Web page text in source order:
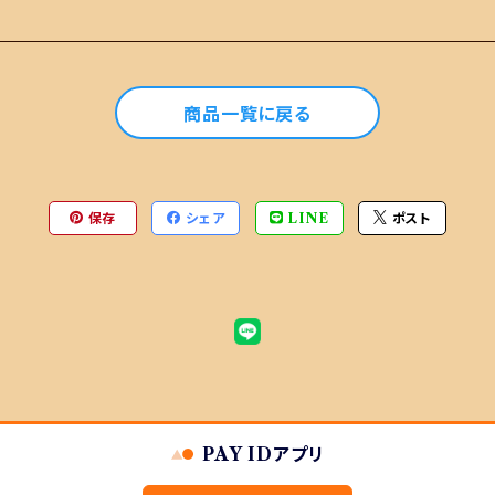
商品一覧に戻る
保存 シェア LINE ポスト
PAY IDアプリ